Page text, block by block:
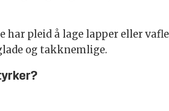
har pleid å lage lapper eller
og takknemlige.